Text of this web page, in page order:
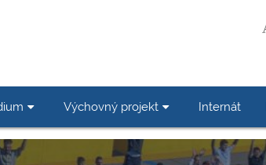
Výchovný projekt Internát